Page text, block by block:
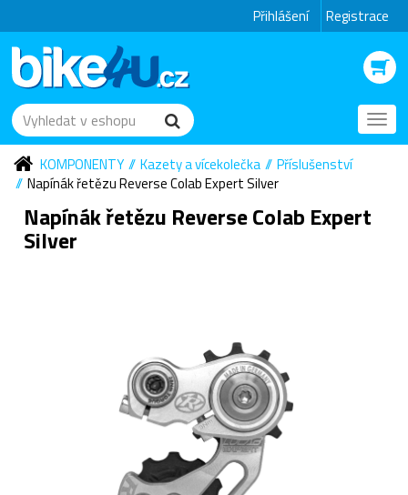
Přihlášení Registrace
KOMPONENTY
Kazety a vícekolečka
Příslušenství
Napínák řetězu Reverse Colab Expert Silver
Napínák řetězu Reverse Colab Expert
Silver